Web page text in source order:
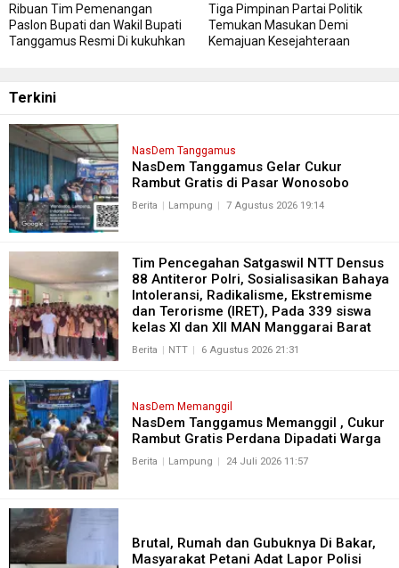
Ribuan Tim Pemenangan
Paslon Bupati dan Wakil Bupati
Tanggamus Resmi Di kukuhkan
Tiga Pimpinan Partai Politik
Temukan Masukan Demi
Kemajuan Kesejahteraan
Terkini
NasDem Tanggamus
NasDem Tanggamus Gelar Cukur
Rambut Gratis di Pasar Wonosobo
Berita Lampung 7 Agustus 2026 19:14
Tim Pencegahan Satgaswil NTT Densus
88 Antiteror Polri, Sosialisasikan Bahaya
Intoleransi, Radikalisme, Ekstremisme
dan Terorisme (IRET), Pada 339 siswa
kelas XI dan XII MAN Manggarai Barat
Berita NTT 6 Agustus 2026 21:31
NasDem Memanggil
NasDem Tanggamus Memanggil , Cukur
Rambut Gratis Perdana Dipadati Warga
Berita Lampung 24 Juli 2026 11:57
Brutal, Rumah dan Gubuknya Di Bakar,
Masyarakat Petani Adat Lapor Polisi